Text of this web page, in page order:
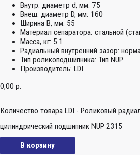
Внутр. диаметр d, мм: 75
Внеш. диаметр D, мм: 160
Ширина B, мм: 55
Материал сепаратора: стальной
Масса, кг: 5.1
Радиальный внутренний зазор:
Тип роликоподшипника: Тип NUP
Производитель: LDI
0,00 р.
Количество товара LDI - Роликовый
цилиндрический подшипник NUP 2315
В корзину